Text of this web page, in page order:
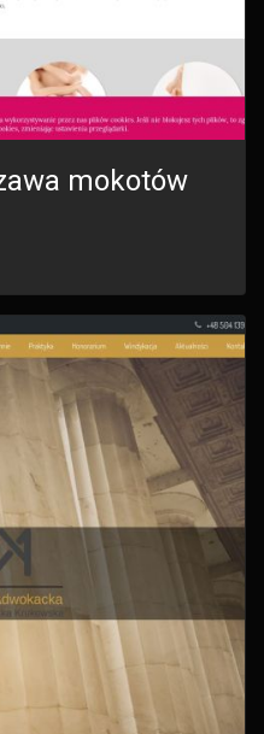
mokotów